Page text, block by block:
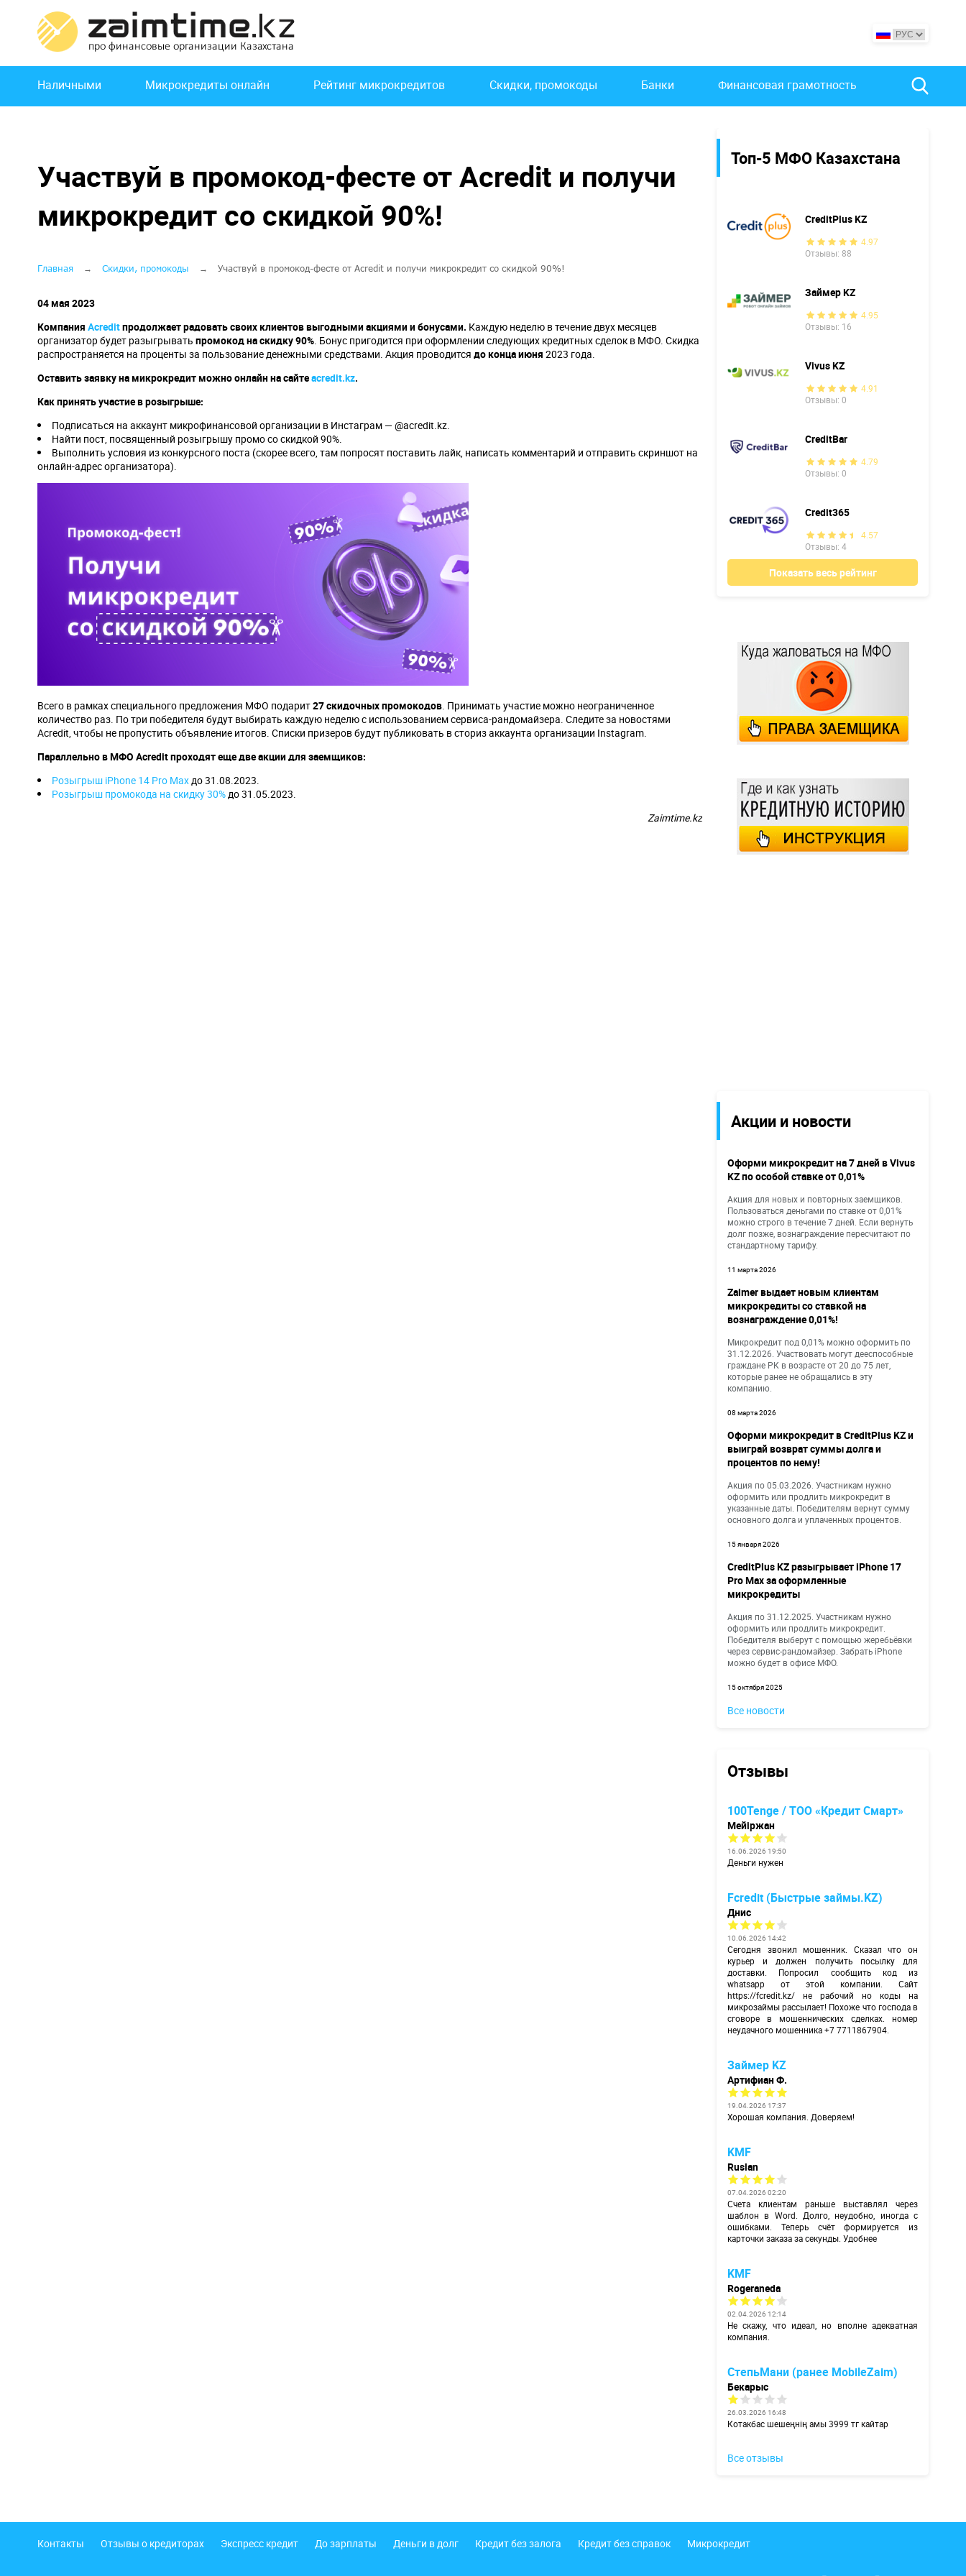
основному
содержанию
Основная
навигация
Наличными Микрокредиты онлайн Рейтинг микрокредитов Скидки, промокоды Банки Финансовая грамотность
Топ-5 МФО Казахстана
CreditPlus KZ
4.97
Отзывы: 88
Займер KZ
4.95
Отзывы: 16
Vivus KZ
4.91
Отзывы: 0
CreditBar
4.79
Отзывы: 0
Credit365
4.57
Отзывы: 4
Показать весь рейтинг
Акции и новости
Оформи микрокредит на 7 дней в Vivus
KZ по особой ставке от 0,01%
Акция для новых и повторных заемщиков.
Пользоваться деньгами по ставке от 0,01%
можно строго в течение 7 дней. Если вернуть
долг позже, вознаграждение пересчитают по
стандартному тарифу.
11 марта 2026
Zaimer выдает новым клиентам
микрокредиты со ставкой на
вознаграждение 0,01%!
Микрокредит под 0,01% можно оформить по
31.12.2026. Участвовать могут дееспособные
граждане РК в возрасте от 20 до 75 лет,
которые ранее не обращались в эту
компанию.
08 марта 2026
Оформи микрокредит в CreditPlus KZ и
выиграй возврат суммы долга и
процентов по нему!
Акция по 05.03.2026. Участникам нужно
оформить или продлить микрокредит в
указанные даты. Победителям вернут сумму
основного долга и уплаченных процентов.
15 января 2026
CreditPlus KZ разыгрывает iPhone 17
Pro Max за оформленные
микрокредиты
Акция по 31.12.2025. Участникам нужно
оформить или продлить микрокредит.
Победителя выберут с помощью жеребьёвки
через сервис-рандомайзер. Забрать iPhone
можно будет в офисе МФО.
15 октября 2025
Все новости
Отзывы
100Tenge / ТОО «Кредит Смарт»
Мейіржан
16.06.2026 19:50
Деньги нужен
Fcredit (Быстрые займы.KZ)
Днис
10.06.2026 14:42
Сегодня звонил мошенник. Сказал что он
курьер и должен получить посылку для
доставки. Попросил сообщить код из
whatsapp от этой компании. Сайт
https://fcredit.kz/ не рабочий но коды на
микрозаймы рассылает! Похоже что господа в
сговоре в мошеннических сделках. номер
неудачного мошенника +7 7711867904.
Займер KZ
Артифиан Ф.
19.04.2026 17:37
Хорошая компания. Доверяем!
KMF
Ruslan
07.04.2026 02:20
Счета клиентам раньше выставлял через
шаблон в Word. Долго, неудобно, иногда с
ошибками. Теперь счёт формируется из
карточки заказа за секунды. Удобнее
KMF
Rogeraneda
02.04.2026 12:14
Не скажу, что идеал, но вполне адекватная
компания.
СтепьМани (ранее MobileZaim)
Бекарыс
26.03.2026 16:48
Котакбас шешеңнің амы 3999 тг кайтар
Все отзывы
Участвуй в промокод-фесте от Acredit и получи
микрокредит со скидкой 90%!
Строка
навигации
Главная Скидки, промокоды Участвуй в промокод-фесте от Acredit и получи микрокредит со скидкой 90%!
04 мая 2023
Компания Acreditпродолжает радовать своих клиентов выгодными акциями и бонусами. Каждую неделю в течение двух месяцев
организатор будет разыгрывать промокод на скидку 90%. Бонус пригодится при оформлении следующих кредитных сделок в МФО. Скидка
распространяется на проценты за пользование денежными средствами. Акция проводится до конца июня 2023 года.
Оставить заявку на микрокредит можно онлайн на сайтеacredit.kz.
Как принять участие в розыгрыше:
Подписаться на аккаунт микрофинансовой организации в Инстаграм — @acredit.kz.
Найти пост, посвященный розыгрышу промо со скидкой 90%.
Выполнить условия из конкурсного поста (скорее всего, там попросят поставить лайк, написать комментарий и отправить скриншот на
онлайн-адрес организатора).
Всего в рамках специального предложения МФО подарит27 скидочных промокодов. Принимать участие можно неограниченное
количество раз. По три победителя будут выбирать каждую неделю с использованием сервиса-рандомайзера. Следите за новостями
Acredit, чтобы не пропустить объявление итогов. Списки призеров будут публиковать в сториз аккаунта организации Instagram.
Параллельно в МФО Acredit проходят еще две акции для заемщиков:
Розыгрыш iPhone 14 Pro Maxдо 31.08.2023.
Розыгрыш промокода на скидку 30%до 31.05.2023.
Zaimtime.kz
Подвал
Контакты Отзывы о кредиторах Экспресс кредит До зарплаты Деньги в долг Кредит без залога Кредит без справок Микрокредит